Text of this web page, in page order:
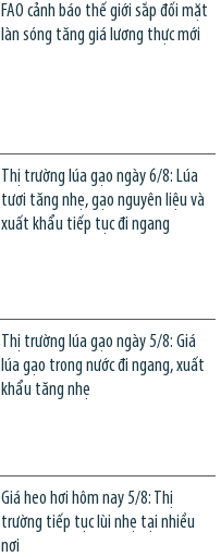
FAO cảnh báo thế giới sắp đối mặt
làn sóng tăng giá lương thực mới
Thị trường lúa gạo ngày 6/8: Lúa
tươi tăng nhẹ, gạo nguyên liệu và
xuất khẩu tiếp tục đi ngang
Thị trường lúa gạo ngày 5/8: Giá
lúa gạo trong nước đi ngang, xuất
khẩu tăng nhẹ
Giá heo hơi hôm nay 5/8: Thị
trường tiếp tục lùi nhẹ tại nhiều
nơi